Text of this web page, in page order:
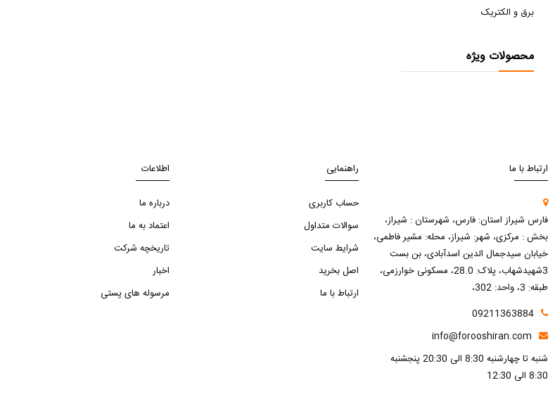
برق و الکتریک
محصولات ویژه
ارتباط با ما
فارس شیراز استان: فارس، شهرستان : شیراز،
بخش : مرکزی، شهر: شیراز، محله: مشیر فاطمی،
خیابان سیدجمال الدین اسدآبادی، بن بست
3شهیدشهاب، پلاک: 28.0، مسکونی خوارزمی،
طبقه: 3، واحد: 302،
09211363884
info@forooshiran.com
شنبه تا چهارشنبه 8:30 الی 20:30 پنجشنبه
8:30 الی 12:30
راهنمایی
حساب کاربری
سوالات متداول
شرایط سایت
اصل بخرید
ارتباط با ما
اطلاعات
درباره ما
اعتماد به ما
تاریخچه شرکت
اخبار
مرسوله های پستی